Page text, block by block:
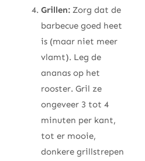
Grillen: Zorg dat de
barbecue goed heet
is (maar niet meer
vlamt). Leg de
ananas op het
rooster. Gril ze
ongeveer 3 tot 4
minuten per kant,
tot er mooie,
donkere grillstrepen